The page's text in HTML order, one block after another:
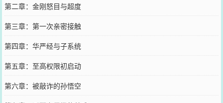
第二章：金刚怒目与超度
第三章：第一次亲密接触
第四章：华严经与子系统
第五章：至高权限初启动
第六章：被敲诈的孙悟空